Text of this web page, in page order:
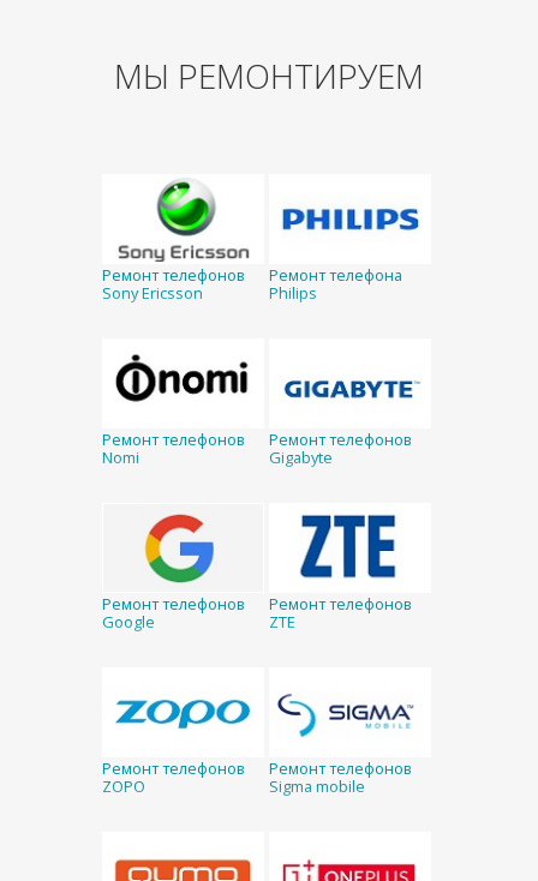
МЫ РЕМОНТИРУЕМ
Ремонт телефонов
Sony Ericsson
Ремонт телефона
Philips
Ремонт телефонов
Nomi
Ремонт телефонов
Gigabyte
Ремонт телефонов
Google
Ремонт телефонов
ZTE
Ремонт телефонов
ZOPO
Ремонт телефонов
Sigma mobile